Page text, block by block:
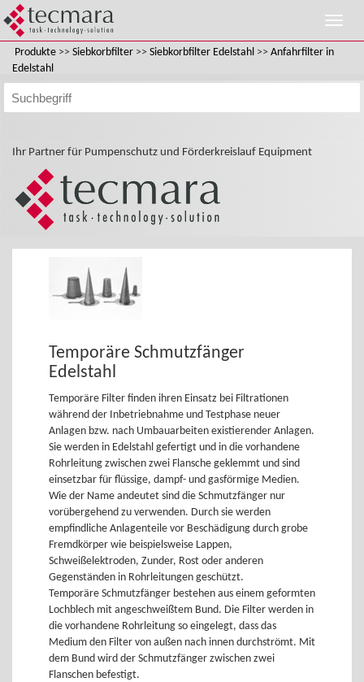
Produkte >> Siebkorbfilter >> Siebkorbfilter Edelstahl >> Anfahrfilter in
Edelstahl
Ihr Partner für Pumpenschutz und Förderkreislauf Equipment
Temporäre Schmutzfänger
Edelstahl
Temporäre Filter finden ihren Einsatz bei Filtrationen
während der Inbetriebnahme und Testphase neuer
Anlagen bzw. nach Umbauarbeiten existierender Anlagen.
Sie werden in Edelstahl gefertigt und in die vorhandene
Rohrleitung zwischen zwei Flansche geklemmt und sind
einsetzbar für flüssige, dampf- und gasförmige Medien.
Wie der Name andeutet sind die Schmutzfänger nur
vorübergehend zu verwenden. Durch sie werden
empfindliche Anlagenteile vor Beschädigung durch grobe
Fremdkörper wie beispielsweise Lappen,
Schweißelektroden, Zunder, Rost oder anderen
Gegenständen in Rohrleitungen geschützt.
Temporäre Schmutzfänger bestehen aus einem geformten
Lochblech mit angeschweißtem Bund. Die Filter werden in
die vorhandene Rohrleitung so eingelegt, dass das
Medium den Filter von außen nach innen durchströmt. Mit
dem Bund wird der Schmutzfänger zwischen zwei
Flanschen befestigt.